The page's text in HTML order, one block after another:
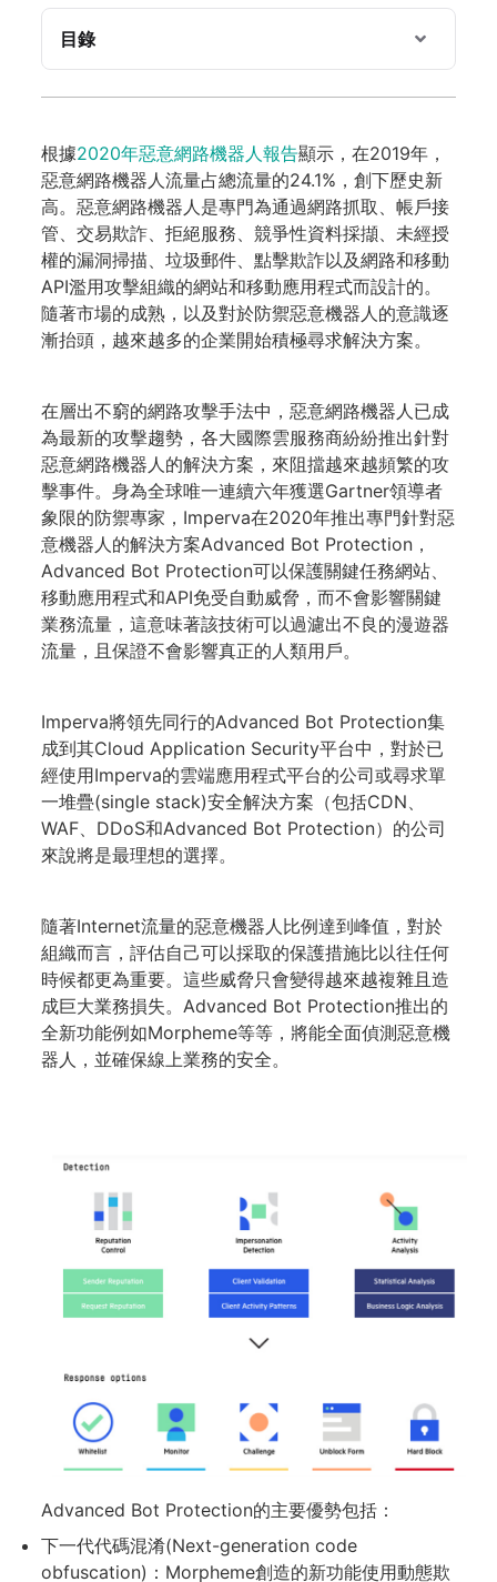
目錄
根據2020年惡意網路機器人報告顯示，在2019年，
惡意網路機器人流量占總流量的24.1%，創下歷史新
高。惡意網路機器人是專門為通過網路抓取、帳戶接
管、交易欺詐、拒絕服務、競爭性資料採擷、未經授
權的漏洞掃描、垃圾郵件、點擊欺詐以及網路和移動
API濫用攻擊組織的網站和移動應用程式而設計的。
隨著市場的成熟，以及對於防禦惡意機器人的意識逐
漸抬頭，越來越多的企業開始積極尋求解決方案。
在層出不窮的網路攻擊手法中，惡意網路機器人已成
為最新的攻擊趨勢，各大國際雲服務商紛紛推出針對
惡意網路機器人的解決方案，來阻擋越來越頻繁的攻
擊事件。身為全球唯一連續六年獲選Gartner領導者
象限的防禦專家，Imperva在2020年推出專門針對惡
意機器人的解決方案Advanced Bot Protection，
Advanced Bot Protection可以保護關鍵任務網站、
移動應用程式和API免受自動威脅，而不會影響關鍵
業務流量，這意味著該技術可以過濾出不良的漫遊器
流量，且保證不會影響真正的人類用戶。
Imperva將領先同行的Advanced Bot Protection集
成到其Cloud Application Security平台中，對於已
經使用Imperva的雲端應用程式平台的公司或尋求單
一堆疊(single stack)安全解決方案（包括CDN、
WAF、DDoS和Advanced Bot Protection）的公司
來說將是最理想的選擇。
隨著Internet流量的惡意機器人比例達到峰值，對於
組織而言，評估自己可以採取的保護措施比以往任何
時候都更為重要。這些威脅只會變得越來越複雜且造
成巨大業務損失。Advanced Bot Protection推出的
全新功能例如Morpheme等等，將能全面偵測惡意機
器人，並確保線上業務的安全。
Advanced Bot Protection的主要優勢包括：
下一代代碼混淆(Next-generation code
obfuscation)：Morpheme創造的新功能使用動態欺